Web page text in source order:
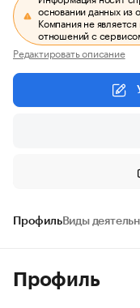
основании данных из
Компания не
отношений с
Редактировать описание
ПрофильВиды
Профиль